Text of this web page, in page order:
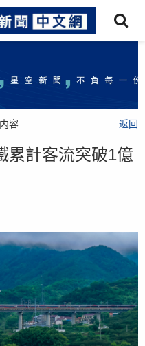
容 返回
累計客流突破1億